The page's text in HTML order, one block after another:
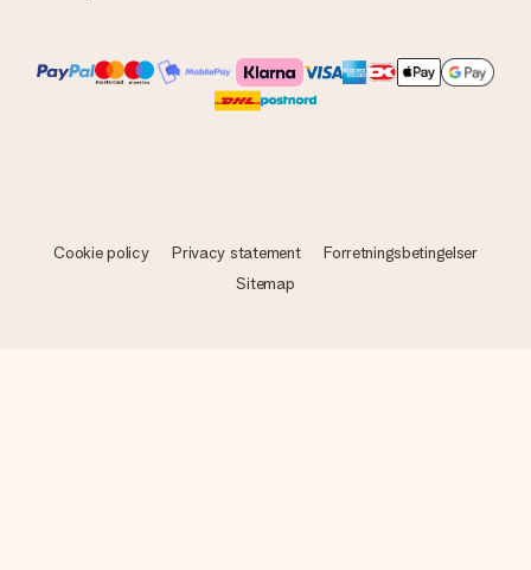
Cookie policy Privacy statement
Forretningsbetingelser
Sitemap